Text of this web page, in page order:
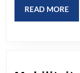
READ MORE